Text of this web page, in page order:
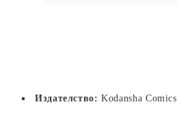
Издателство:Kodansha Comics